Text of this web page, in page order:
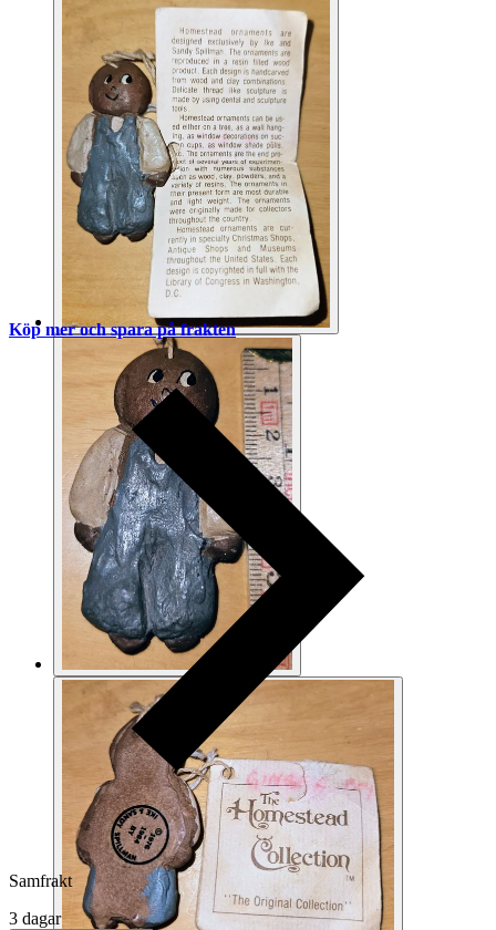
Köp mer och spara på frakten
Samfrakt
3 dagar